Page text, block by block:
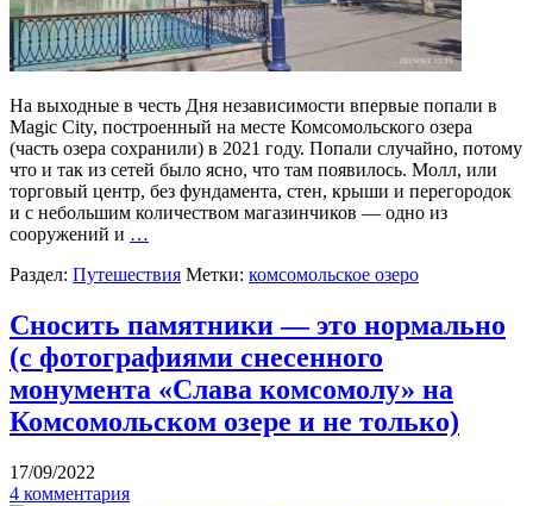
На выходные в честь Дня независимости впервые попали в
Magic City, построенный на месте Комсомольского озера
(часть озера сохранили) в 2021 году. Попали случайно, потому
что и так из сетей было ясно, что там появилось. Молл, или
торговый центр, без фундамента, стен, крыши и перегородок
и с небольшим количеством магазинчиков — одно из
сооружений и …
Раздел: Путешествия Метки: комсомольское озеро
Сносить памятники — это нормально
(с фотографиями снесенного
монумента «Слава комсомолу» на
Комсомольском озере и не только)
17/09/2022
4 комментария